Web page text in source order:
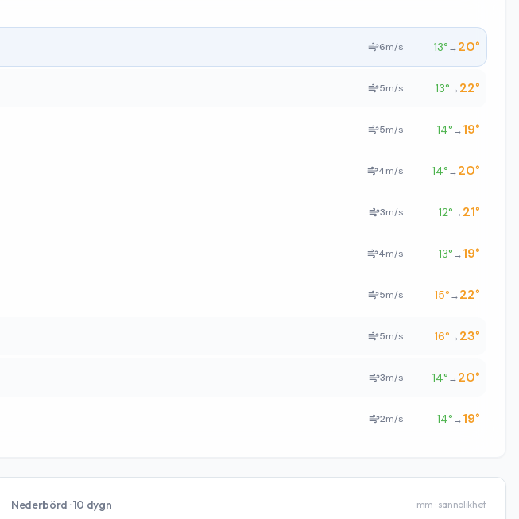
6m/s 13°→20°
5m/s 13°→22°
5m/s 14°→19°
4m/s 14°→20°
3m/s 12°→21°
4m/s 13°→19°
5m/s 15°→22°
5m/s 16°→23°
3m/s 14°→20°
2m/s 14°→19°
Nederbörd · 10 dygn mm · sannolikhet